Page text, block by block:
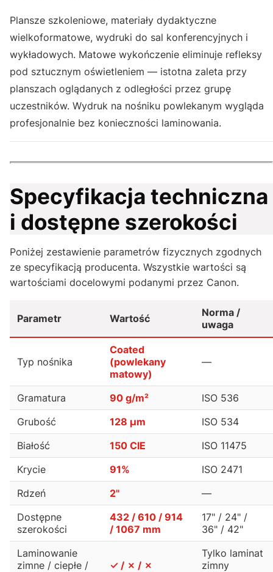
Plansze szkoleniowe, materiały dydaktyczne
wielkoformatowe, wydruki do sal konferencyjnych i
wykładowych. Matowe wykończenie eliminuje refleksy
pod sztucznym oświetleniem — istotna zaleta przy
planszach oglądanych z odległości przez grupę
uczestników. Wydruk na nośniku powlekanym wygląda
profesjonalnie bez konieczności laminowania.
Specyfikacja techniczna
i dostępne szerokości
Poniżej zestawienie parametrów fizycznych zgodnych
ze specyfikacją producenta. Wszystkie wartości są
wartościami docelowymi podanymi przez Canon.
Parametr Wartość
Norma /
uwaga
Typ nośnika
Coated
(powlekany
matowy)
—
Gramatura 90 g/m²
ISO 536
Grubość
128 µm
ISO 534
Białość
150 CIE
ISO 11475
Krycie
91%
ISO 2471
Rdzeń
2"
—
Dostępne
szerokości
432 / 610 / 914
/ 1067 mm
17" / 24" /
36" / 42"
Laminowanie
zimne / ciepłe /
✓ / ✗ / ✗
Tylko laminat
zimny